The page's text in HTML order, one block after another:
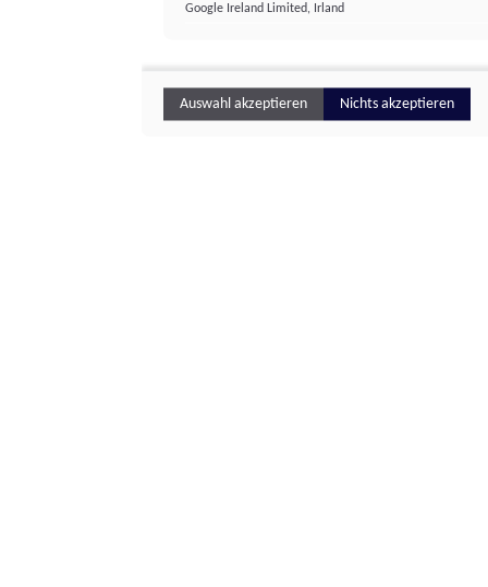
Google Ireland Limited, Irland
Auswahl akzeptieren Nichts akzeptieren